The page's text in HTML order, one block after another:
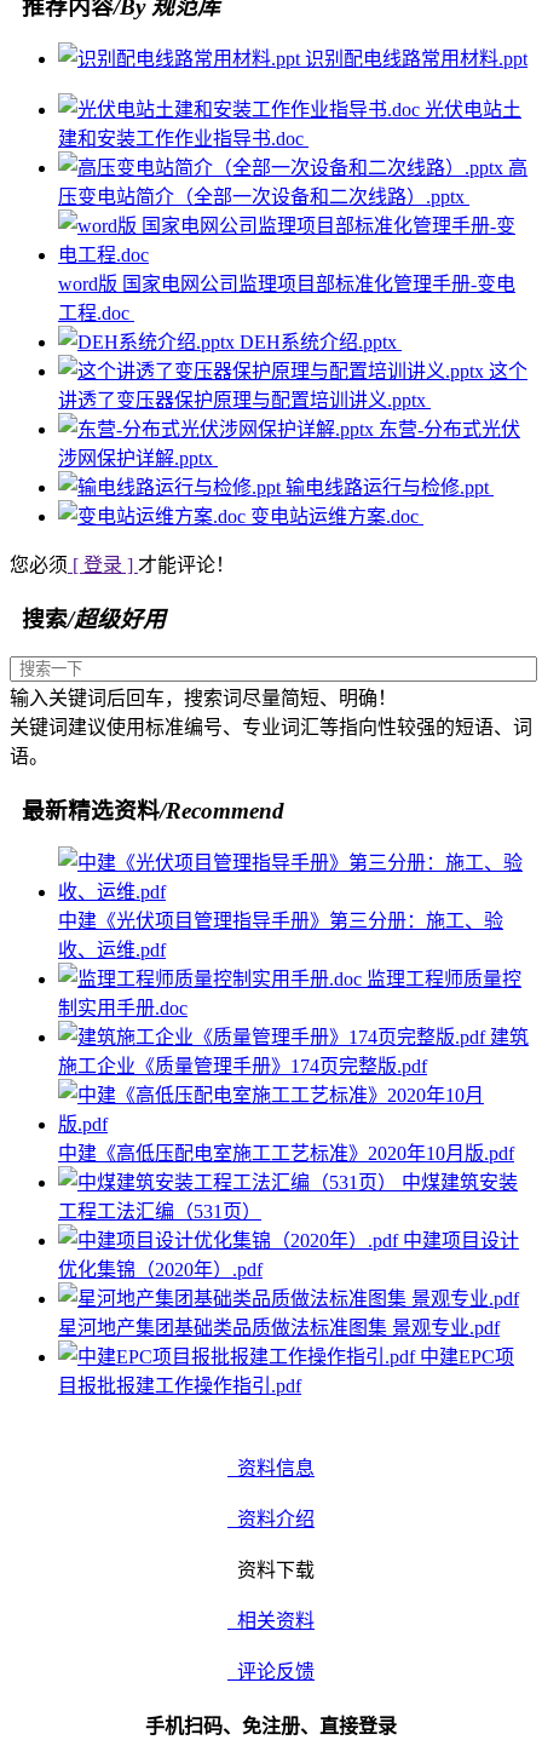
推荐内容/By 规范库
识别配电线路常用材料.ppt
光伏电站土
建和安装工作作业指导书.doc
高
压变电站简介（全部一次设备和二次线路）.pptx
word版 国家电网公司监理项目部标准化管理手册-变电
工程.doc
DEH系统介绍.pptx
这个
讲透了变压器保护原理与配置培训讲义.pptx
东营-分布式光伏
涉网保护详解.pptx
输电线路运行与检修.ppt
变电站运维方案.doc
您必须 [ 登录 ] 才能评论！
搜索/超级好用
输入关键词后回车，搜索词尽量简短、明确！
关键词建议使用标准编号、专业词汇等指向性较强的短语、词
语。
最新精选资料/Recommend
中建《光伏项目管理指导手册》第三分册：施工、验
收、运维.pdf
监理工程师质量控
制实用手册.doc
建筑
施工企业《质量管理手册》174页完整版.pdf
中建《高低压配电室施工工艺标准》2020年10月版.pdf
中煤建筑安装
工程工法汇编（531页）
中建项目设计
优化集锦（2020年）.pdf
星河地产集团基础类品质做法标准图集 景观专业.pdf
中建EPC项
目报批报建工作操作指引.pdf
资料信息
资料介绍
资料下载
相关资料
评论反馈
手机扫码、免注册、直接登录